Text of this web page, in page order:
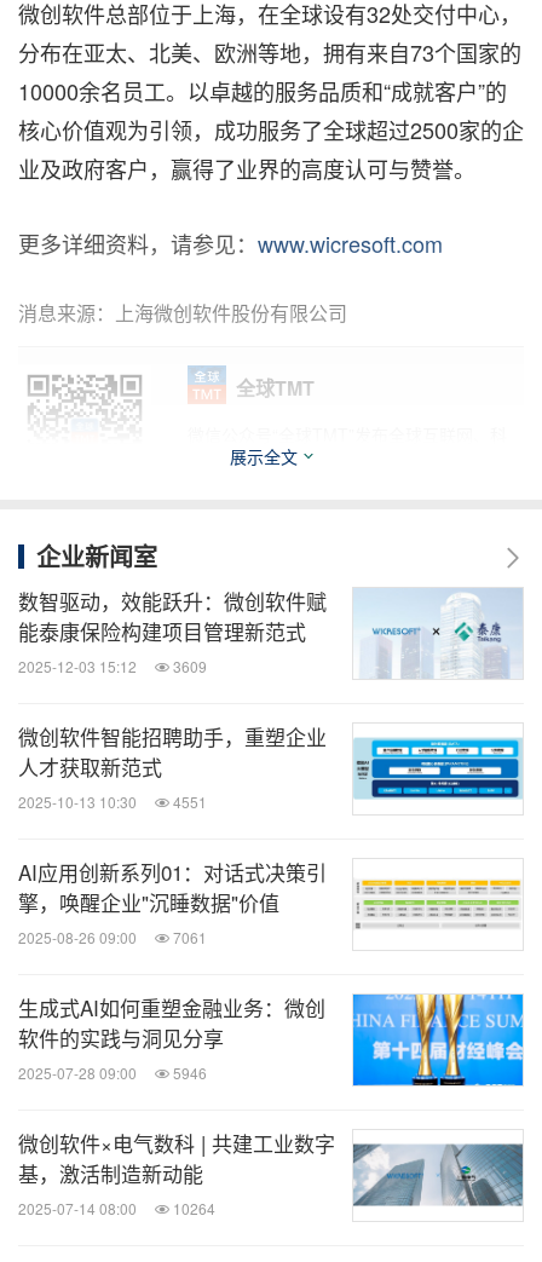
微创软件总部位于上海，在全球设有32处交付中心，
分布在亚太、北美、欧洲等地，拥有来自73个国家的
10000余名员工。以卓越的服务品质和“成就客户”的
核心价值观为引领，成功服务了全球超过2500家的企
业及政府客户，赢得了业界的高度认可与赞誉。
更多详细资料，请参见： www.wicresoft.com
消息来源：上海微创软件股份有限公司
全球TMT
技、媒体、通讯企业的经营动态、财报信
关键词：汽车 财经/金融 电脑软件 电脑/电子
互联
网技术
电信业 运输业
云计算/物联网
分享到：
展示全文
企业新闻室
数智驱动，效能跃升：微创软件赋
能泰康保险构建项目管理新范式
2025-12-03 15:12 3609
微创软件智能招聘助手，重塑企业
人才获取新范式
2025-10-13 10:30 4551
AI应用创新系列01：对话式决策引
擎，唤醒企业"沉睡数据"价值
2025-08-26 09:00 7061
生成式AI如何重塑金融业务：微创
软件的实践与洞见分享
2025-07-28 09:00 5946
微创软件×电气数科 | 共建工业数字
基，激活制造新动能
2025-07-14 08:00 10264